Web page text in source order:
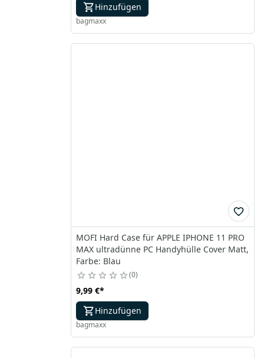
Hinzufügen
bagmaxx
MOFI Hard Case für APPLE IPHONE 11 PRO
MAX ultradünne PC Handyhülle Cover Matt,
Farbe: Blau
0
9,99 €*
Hinzufügen
bagmaxx